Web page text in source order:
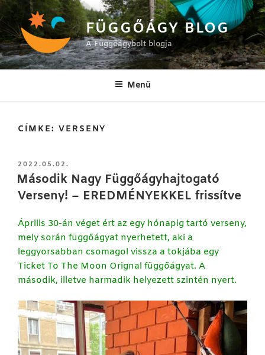
Tartalomhoz
FÜGGŐÁGY BLOG
A Függőágybolt blogja
Menü
CÍMKE: VERSENY
BEKÜLDVE:
2022.05.02.
Második Nagy Függőágyhajtogató
Verseny! – EREDMÉNYEKKEL frissítve
Április 30-án véget ért az egy hónapig tartó verseny,
mely során függőágyat nyerhetett, aki a
leggyorsabban csomagol vissza a tokjába egy
Ticket To The Moon Orignal függőágyat. A
második, illetve harmadik helyezett szintén nyert.